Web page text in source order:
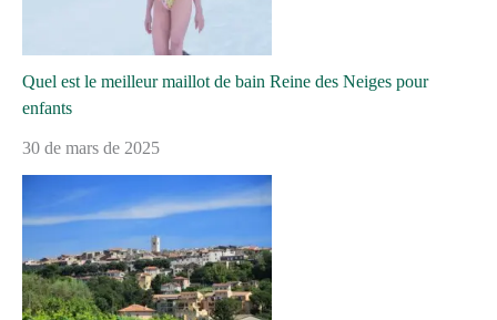
Quel est le meilleur maillot de bain Reine des Neiges pour
enfants
30 de mars de 2025